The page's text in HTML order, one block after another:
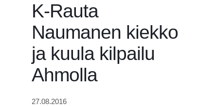
K-Rauta
Naumanen kiekko
ja kuula kilpailu
Ahmolla
27.08.2016